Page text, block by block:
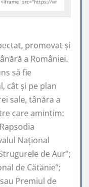
promovat şi
a României.
să fie
cât şi pe plan
sale, tânăra a
care amintim:
Național
de Aur”;
de Cătănie”;
Premiul de